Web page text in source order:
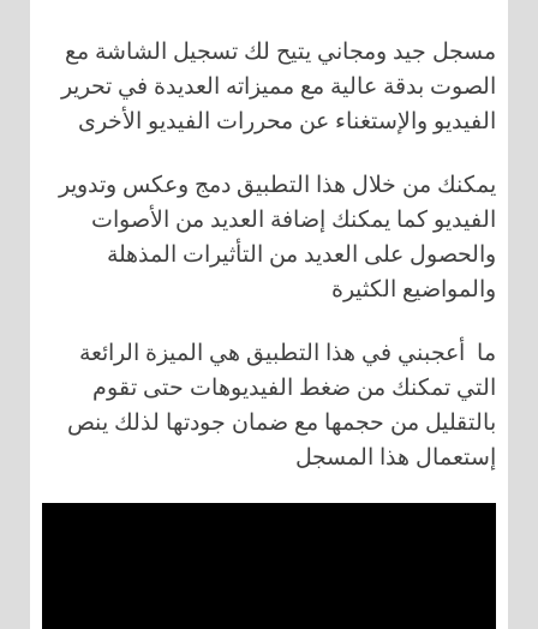
مسجل جيد ومجاني يتيح لك تسجيل الشاشة مع
الصوت بدقة عالية مع مميزاته العديدة في تحرير
الفيديو والإستغناء عن محررات الفيديو الأخرى
يمكنك من خلال هذا التطبيق دمج وعكس وتدوير
الفيديو كما يمكنك إضافة العديد من الأصوات
والحصول على العديد من التأثيرات المذهلة
والمواضيع الكثيرة
ما أعجبني في هذا التطبيق هي الميزة الرائعة
التي تمكنك من ضغط الفيديوهات حتى تقوم
بالتقليل من حجمها مع ضمان جودتها لذلك ينص
إستعمال هذا المسجل